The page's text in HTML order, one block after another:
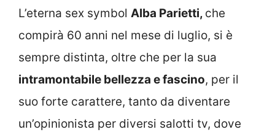
L’eterna sex symbol Alba Parietti, che
compirà 60 anni nel mese di luglio, si è
sempre distinta, oltre che per la sua
intramontabile bellezza e fascino, per il
suo forte carattere, tanto da diventare
un’opinionista per diversi salotti tv, dove